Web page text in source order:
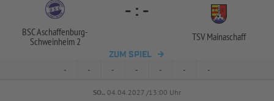
BSC Aschaffenburg-
Schweinheim 2
- : -
TSV Mainaschaff
ZUM SPIEL
- - - - - - -
SO.. 04.04.2027 /13:00 Uhr